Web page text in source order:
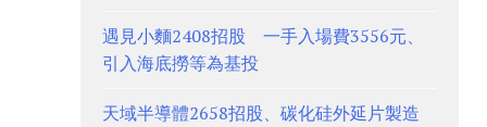
遇見小麵2408招股 一手入場費3556元、
引入海底撈等為基投
天域半導體2658招股、碳化硅外延片製造